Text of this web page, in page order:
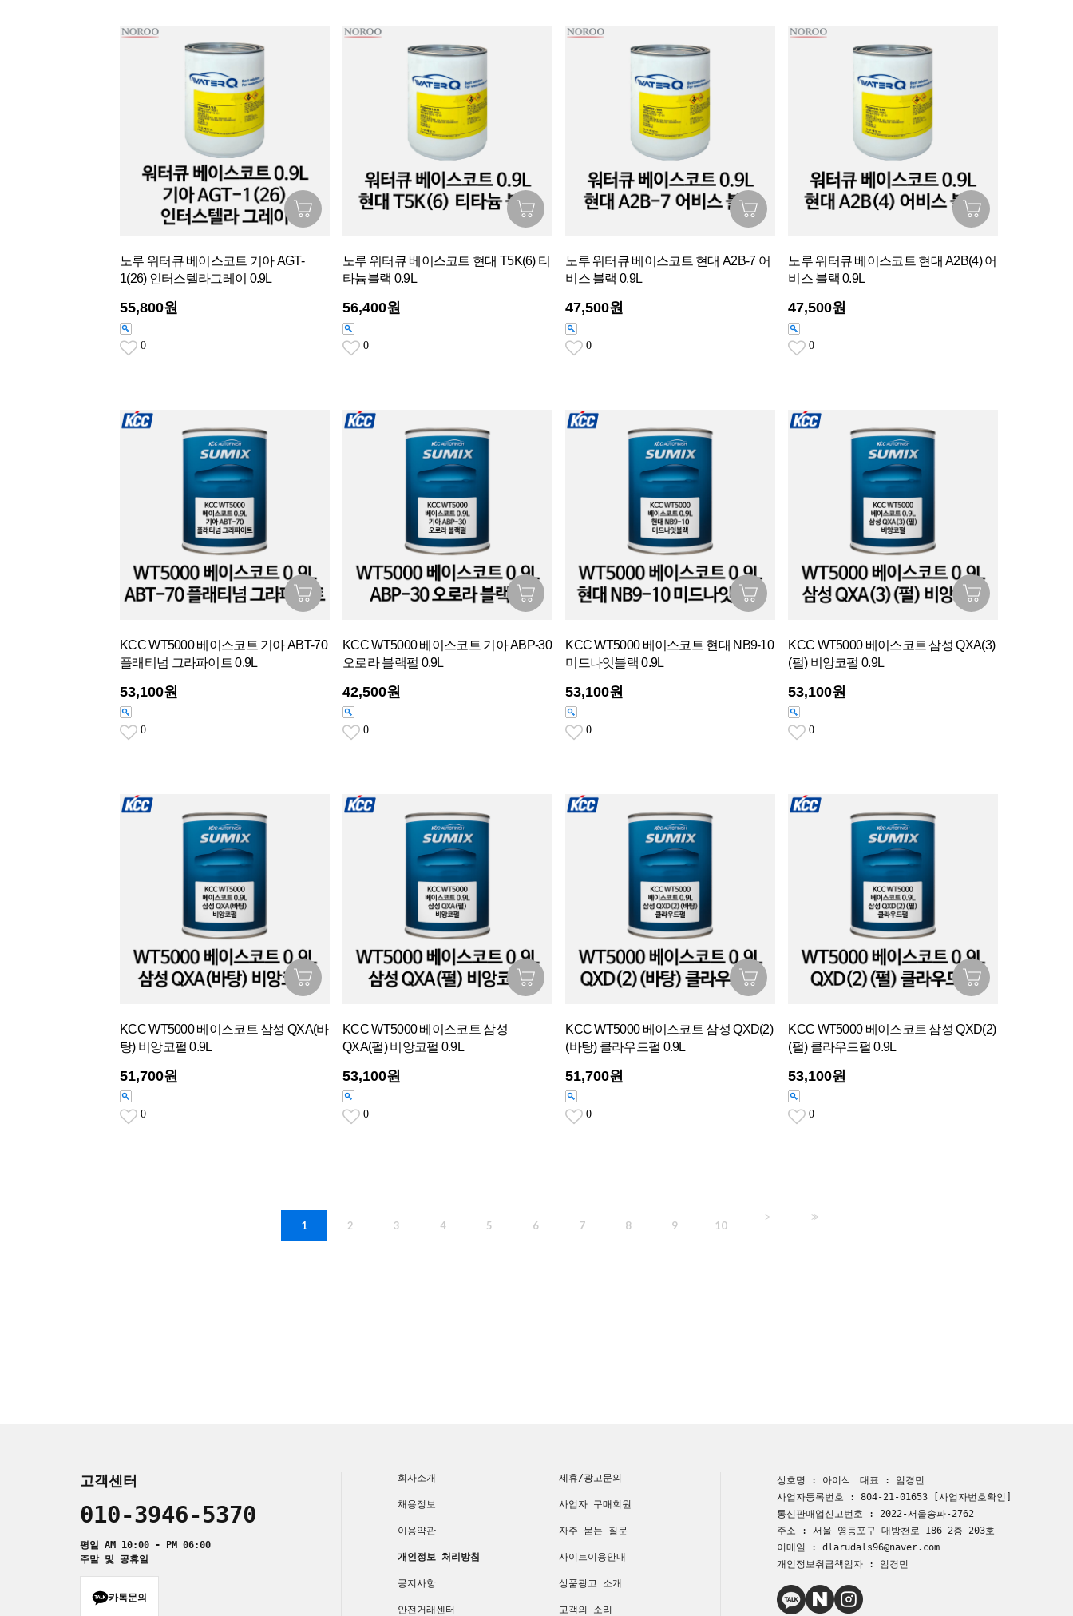
노루 워터큐 베이스코트 기아 AGT-
1(26) 인터스텔라그레이 0.9L
55,800원
0
노루 워터큐 베이스코트 현대 T5K(6) 티
타늄블랙 0.9L
56,400원
0
노루 워터큐 베이스코트 현대 A2B-7 어
비스 블랙 0.9L
47,500원
0
노루 워터큐 베이스코트 현대 A2B(4) 어
비스 블랙 0.9L
47,500원
0
KCC WT5000 베이스코트 기아 ABT-70
플래티넘 그라파이트 0.9L
53,100원
0
KCC WT5000 베이스코트 기아 ABP-30
오로라 블랙펄 0.9L
42,500원
0
KCC WT5000 베이스코트 현대 NB9-10
미드나잇블랙 0.9L
53,100원
0
KCC WT5000 베이스코트 삼성 QXA(3)
(펄) 비앙코펄 0.9L
53,100원
0
KCC WT5000 베이스코트 삼성 QXA(바
탕) 비앙코펄 0.9L
51,700원
0
KCC WT5000 베이스코트 삼성
QXA(펄) 비앙코펄 0.9L
53,100원
0
KCC WT5000 베이스코트 삼성 QXD(2)
(바탕) 클라우드펄 0.9L
51,700원
0
KCC WT5000 베이스코트 삼성 QXD(2)
(펄) 클라우드펄 0.9L
53,100원
0
1 2 3 4 5 6 7 8 9 10
> >>
고객센터
010-3946-5370
평일 AM 10:00 - PM 06:00
주말 및 공휴일
카톡문의
회사소개 제휴/광고문의
채용정보 사업자 구매회원
이용약관 자주 묻는 질문
개인정보 처리방침 사이트이용안내
공지사항 상품광고 소개
안전거래센터 고객의 소리
상호명 : 아이삭
대표 : 임경민
사업자등록번호 : 804-21-01653
[사업자번호확인]
통신판매업신고번호 : 2022-서울송파-2762
주소 : 서울 영등포구 대방천로 186 2층 203호
이메일 : dlarudals96@naver.com
개인정보취급책임자 : 임경민